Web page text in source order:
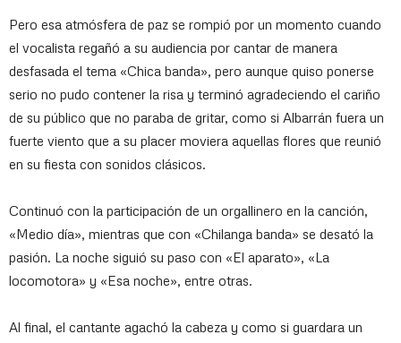
Pero esa atmósfera de paz se rompió por un momento cuando
el vocalista regañó a su audiencia por cantar de manera
desfasada el tema «Chica banda», pero aunque quiso ponerse
serio no pudo contener la risa y terminó agradeciendo el cariño
de su público que no paraba de gritar, como si Albarrán fuera un
fuerte viento que a su placer moviera aquellas flores que reunió
en su fiesta con sonidos clásicos.
Continuó con la participación de un orgallinero en la canción,
«Medio día», mientras que con «Chilanga banda» se desató la
pasión. La noche siguió su paso con «El aparato», «La
locomotora» y «Esa noche», entre otras.
Al final, el cantante agachó la cabeza y como si guardara un